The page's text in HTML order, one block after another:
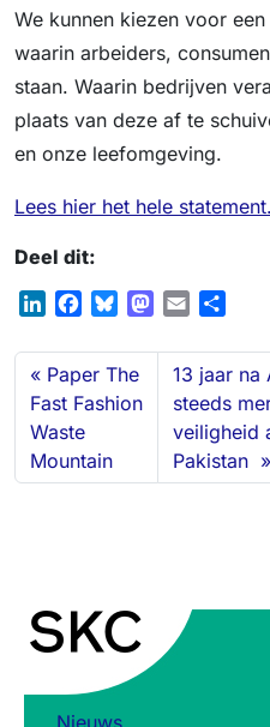
We kunnen kiezen voor
waarin arbeiders,
staan. Waarin bedrijven
plaats van deze af te
en onze leefomgeving.
Lees hier het hele statement.
Deel dit:
n
k
e
d
I
n
c
e
b
o
o
k
u
e
s
M
s
n
a
i
l
a
r
e
Paper The
Fast Fashion
Waste
Mountain
13 jaar na
steeds
veiligheid
Pakistan